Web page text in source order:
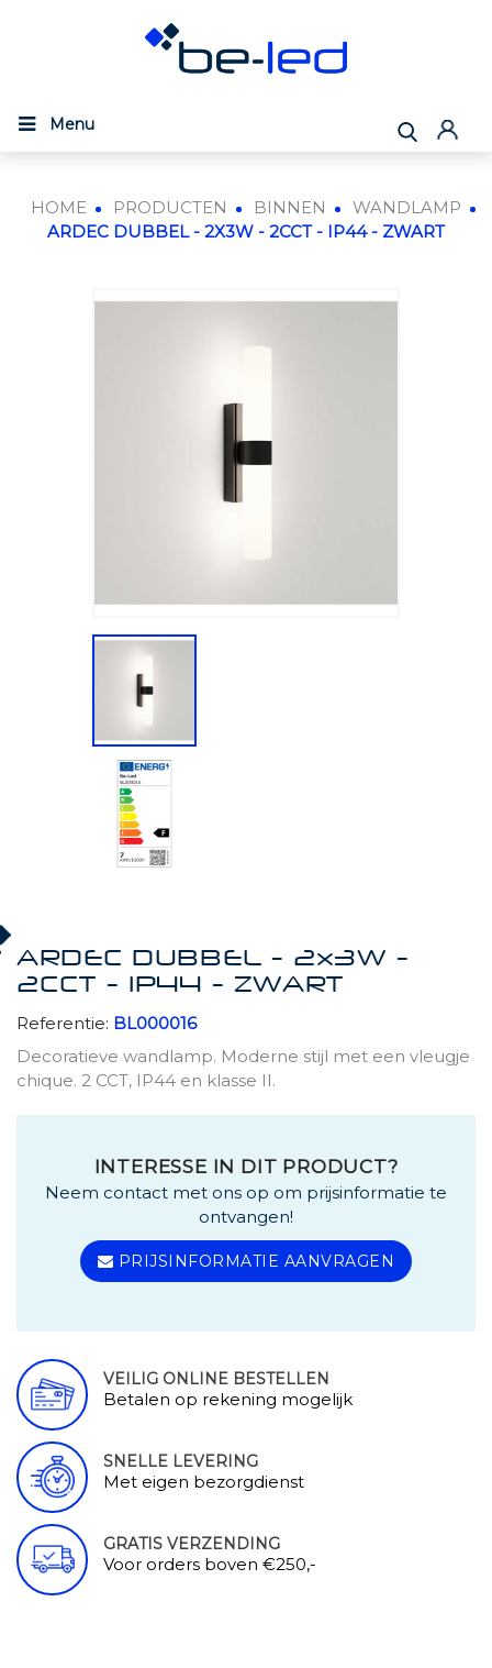
Menu
HOME PRODUCTEN BINNEN
WANDLAMP
ARDEC DUBBEL - 2X3W - 2CCT - IP44 - ZWART
ARDEC DUBBEL - 2x3W -
2CCT - IP44 - ZWART
Referentie: BL000016
Decoratieve wandlamp. Moderne stijl met een vleugje
chique. 2 CCT, IP44 en klasse II.
INTERESSE IN DIT PRODUCT?
Neem contact met ons op om prijsinformatie te
ontvangen!
PRIJSINFORMATIE AANVRAGEN
VEILIG ONLINE BESTELLEN
Betalen op rekening mogelijk
SNELLE LEVERING
Met eigen bezorgdienst
GRATIS VERZENDING
Voor orders boven €250,-